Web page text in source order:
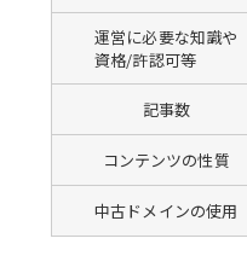
運営に必要な知識や
資格/許認可等
記事数
コンテンツの性質
中古ドメインの使用